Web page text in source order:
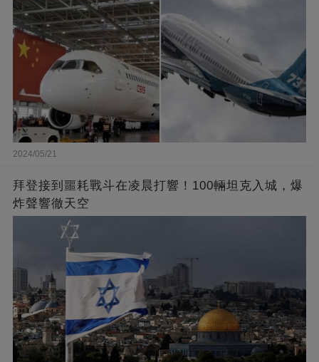
2024/05/21
拜登接到噩耗戰斗在凌晨打響！100輛坦克入城，爆
炸聲響徹天空